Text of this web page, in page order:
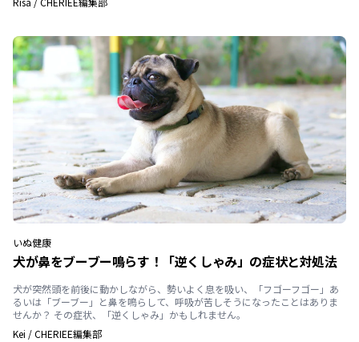
いぬ健康
犬が鼻をブーブー鳴らす！「逆くしゃみ」の症状と対処法
犬が突然頭を前後に動かしながら、勢いよく息を吸い、「フゴーフゴー」あ
るいは「ブーブー」と鼻を鳴らして、呼吸が苦しそうになったことはありま
せんか？ その症状、「逆くしゃみ」かもしれません。
Kei /CHERIEE編集部